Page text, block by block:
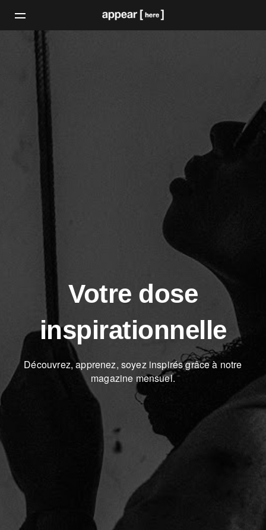
Votre dose
inspirationnelle
Découvrez, apprenez, soyez inspirés grâce à notre
magazine mensuel.